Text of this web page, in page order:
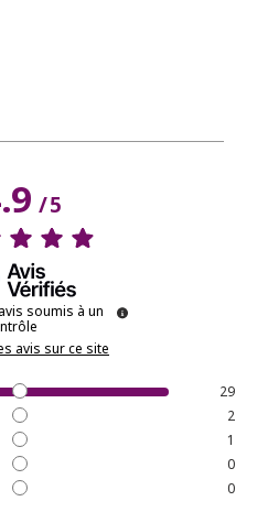
/5
avis soumis à un
avis sur ce site
29
2
1
0
0